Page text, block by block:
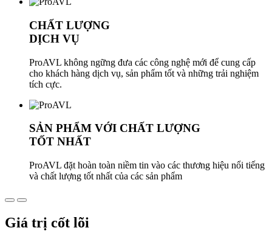
CHẤT LƯỢNG
DỊCH VỤ
ProAVL không ngững đưa các công nghệ mới để cung cấp
cho khách hàng dịch vụ, sản phẩm tốt và những trải nghiệm
tích cực.
SẢN PHẨM VỚI CHẤT LƯỢNG
TỐT NHẤT
ProAVL đặt hoàn toàn niềm tin vào các thương hiệu nổi tiếng
và chất lượng tốt nhất của các sản phẩm
Giá trị cốt lõi